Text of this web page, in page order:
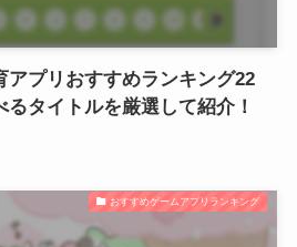
アプリおすすめランキング22
タイトルを厳選して紹介！
おすすめゲームアプリランキング